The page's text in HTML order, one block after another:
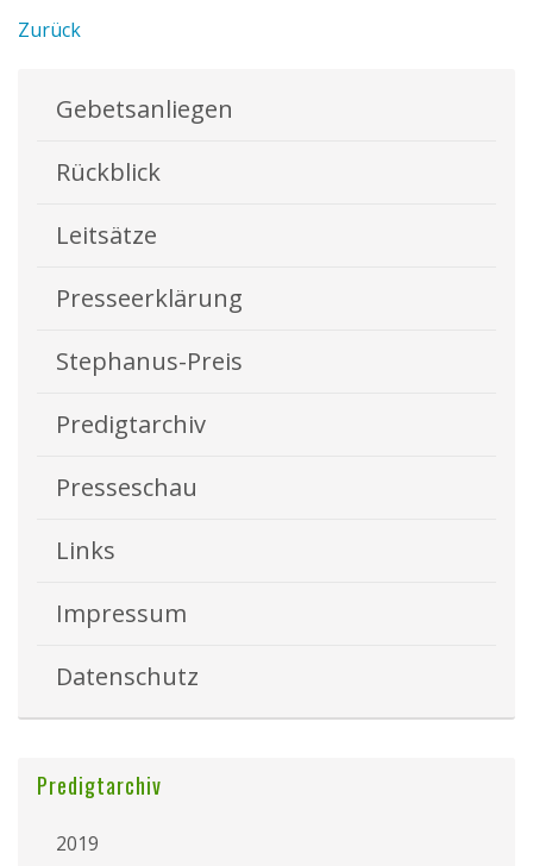
Zurück
Gebetsanliegen
Rückblick
Leitsätze
Presseerklärung
Stephanus-Preis
Predigtarchiv
Presseschau
Links
Impressum
Datenschutz
Predigtarchiv
2019